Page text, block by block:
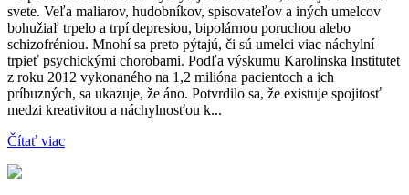
svete. Veľa maliarov, hudobníkov, spisovateľov a iných umelcov
bohužiaľ trpelo a trpí depresiou, bipolárnou poruchou alebo
schizofréniou. Mnohí sa preto pýtajú, či sú umelci viac náchylní
trpieť psychickými chorobami. Podľa výskumu Karolinska Institutet
z roku 2012 vykonaného na 1,2 milióna pacientoch a ich
príbuzných, sa ukazuje, že áno. Potvrdilo sa, že existuje spojitosť
medzi kreativitou a náchylnosťou k...
Čítať viac